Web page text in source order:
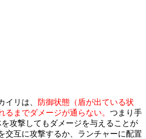
イリは、
防御状態（盾が出ている状
るまでダメージが通らない。 つまり手
攻撃してもダメージを与えることが
交互に攻撃するか、ランチャーに配置